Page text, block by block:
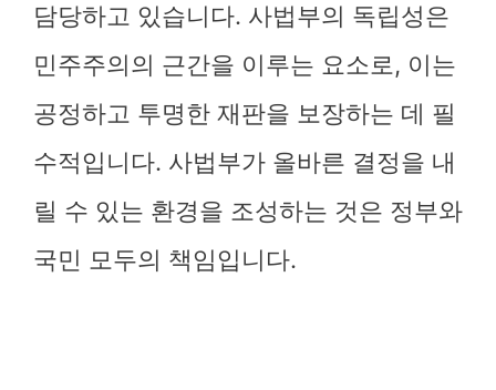
담당하고 있습니다. 사법부의 독립성은
민주주의의 근간을 이루는 요소로, 이는
공정하고 투명한 재판을 보장하는 데 필
수적입니다. 사법부가 올바른 결정을 내
릴 수 있는 환경을 조성하는 것은 정부와
국민 모두의 책임입니다.